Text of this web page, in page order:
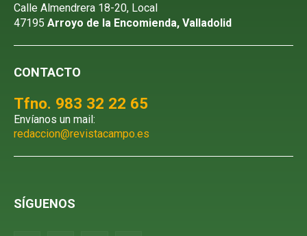
Calle Almendrera 18-20, Local
47195 Arroyo de la Encomienda, Valladolid
CONTACTO
Tfno. 983 32 22 65
Envíanos un mail:
redaccion@revistacampo.es
SÍGUENOS